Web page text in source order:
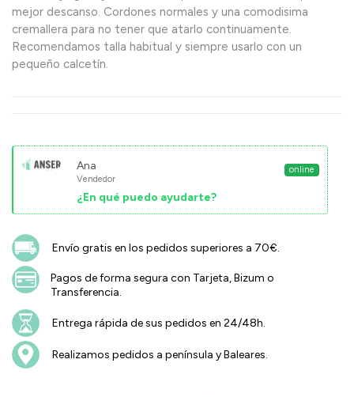
mejor descanso. Cordones normales y una comodisima
cremallera para no tener que atarlo continuamente.
Recomendamos talla habitual y siempre usarlo con un
pequeño calcetín.
Ana
Vendedor
¿En qué puedo ayudarte?
online
Envío gratis en los pedidos superiores a 70€.
Pagos de forma segura con Tarjeta, Bizum o
Transferencia.
Entrega rápida de sus pedidos en 24/48h.
Realizamos pedidos a península y Baleares.